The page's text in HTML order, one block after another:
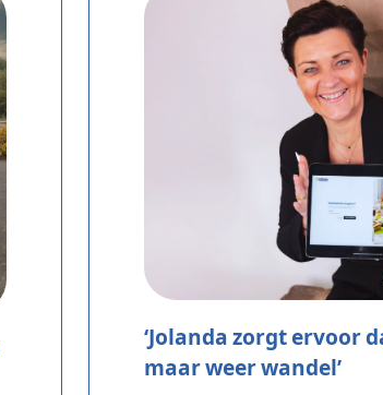
‘Jolanda zorgt ervoor
maar weer wandel’